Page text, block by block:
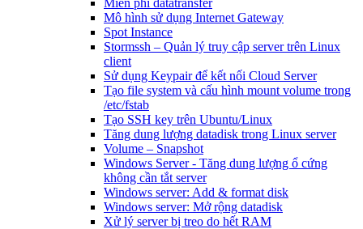
Miễn phí datatransfer
Mô hình sử dụng Internet Gateway
Spot Instance
Stormssh – Quản lý truy cập server trên Linux
client
Sử dụng Keypair để kết nối Cloud Server
Tạo file system và cấu hình mount volume trong
/etc/fstab
Tạo SSH key trên Ubuntu/Linux
Tăng dung lượng datadisk trong Linux server
Volume – Snapshot
Windows Server - Tăng dung lượng ổ cứng
không cần tắt server
Windows server: Add & format disk
Windows server: Mở rộng datadisk
Xử lý server bị treo do hết RAM